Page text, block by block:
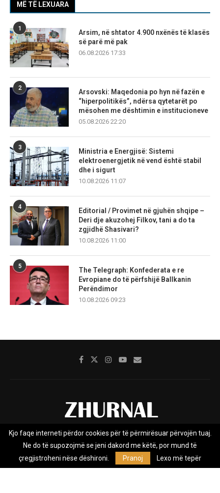
MË TË LEXUARA
1
Arsim, në shtator 4.900 nxënës të klasës
së parë më pak
06.08.2026 17:33
2
Arsovski: Maqedonia po hyn në fazën e
“hiperpolitikës”, ndërsa qytetarët po
mësohen me dështimin e institucioneve
05.08.2026 22:20
3
Ministria e Energjisë: Sistemi
elektroenergjetik në vend është stabil
dhe i sigurt
10.08.2026 11:07
4
Editorial / Provimet në gjuhën shqipe –
Deri dje akuzohej Filkov, tani a do ta
zgjidhë Shasivari?
10.08.2026 11:00
5
The Telegraph: Konfederata e re
Evropiane do të përfshijë Ballkanin
Perëndimor
10.08.2026 09:23
Rreth nesh Impresumi Marketing
Privacy Policy
Zhurnal.mk është Agjenci e Lajmeve e pavarur, e themeluar në vitin
Kjo faqe interneti përdor cookies për të përmirësuar përvojën tuaj.
Ne do të supozojmë se jeni dakord me këtë, por mund të
çregjistroheni nëse dëshironi.
Pranoj Lexo më tepër